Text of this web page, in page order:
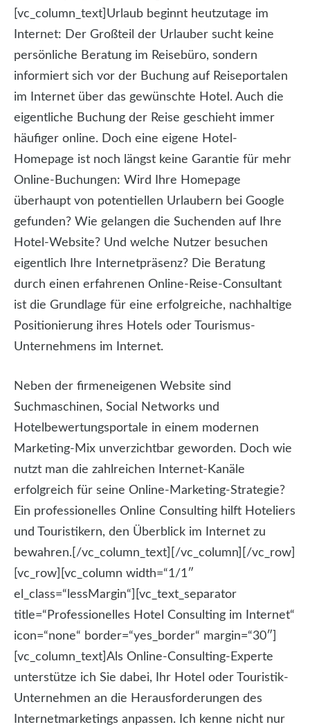
[vc_column_text]Urlaub beginnt heutzutage im
Internet: Der Großteil der Urlauber sucht keine
persönliche Beratung im Reisebüro, sondern
informiert sich vor der Buchung auf Reiseportalen
im Internet über das gewünschte Hotel. Auch die
eigentliche Buchung der Reise geschieht immer
häufiger online. Doch eine eigene Hotel-
Homepage ist noch längst keine Garantie für mehr
Online-Buchungen: Wird Ihre Homepage
überhaupt von potentiellen Urlaubern bei Google
gefunden? Wie gelangen die Suchenden auf Ihre
Hotel-Website? Und welche Nutzer besuchen
eigentlich Ihre Internetpräsenz? Die Beratung
durch einen erfahrenen Online-Reise-Consultant
ist die Grundlage für eine erfolgreiche, nachhaltige
Positionierung ihres Hotels oder Tourismus-
Unternehmens im Internet.
Neben der firmeneigenen Website sind
Suchmaschinen, Social Networks und
Hotelbewertungsportale in einem modernen
Marketing-Mix unverzichtbar geworden. Doch wie
nutzt man die zahlreichen Internet-Kanäle
erfolgreich für seine Online-Marketing-Strategie?
Ein professionelles Online Consulting hilft Hoteliers
und Touristikern, den Überblick im Internet zu
bewahren.[/vc_column_text][/vc_column][/vc_row]
[vc_row][vc_column width=“1/1″
el_class=“lessMargin“][vc_text_separator
title=“Professionelles Hotel Consulting im Internet“
icon=“none“ border=“yes_border“ margin=“30″]
[vc_column_text]Als Online-Consulting-Experte
unterstütze ich Sie dabei, Ihr Hotel oder Touristik-
Unternehmen an die Herausforderungen des
Internetmarketings anpassen. Ich kenne nicht nur